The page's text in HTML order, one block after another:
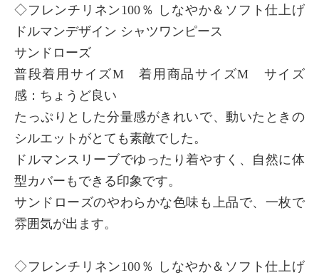
◇フレンチリネン100％ しなやか＆ソフト仕上げ
ドルマンデザイン シャツワンピース
サンドローズ
普段着用サイズM 着用商品サイズM サイズ
感：ちょうど良い
たっぷりとした分量感がきれいで、動いたときの
シルエットがとても素敵でした。
ドルマンスリーブでゆったり着やすく、自然に体
型カバーもできる印象です。
サンドローズのやわらかな色味も上品で、一枚で
雰囲気が出ます。
◇フレンチリネン100％ しなやか＆ソフト仕上げ